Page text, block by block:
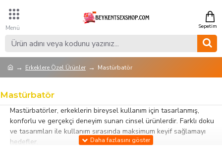
Erkeklere Özel Ürünler Mastürbatör
Mastürbatör
Mastürbatörler, erkeklerin bireysel kullanım için tasarlanmış,
konforlu ve gerçekçi deneyim sunan cinsel ürünlerdir. Farklı doku
ve tasarımları ile kullanım sırasında maksimum keyif sağlamayı
hedefler.